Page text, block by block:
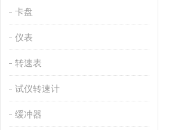
卡盘
仪表
转速表
试仪转速计
缓冲器